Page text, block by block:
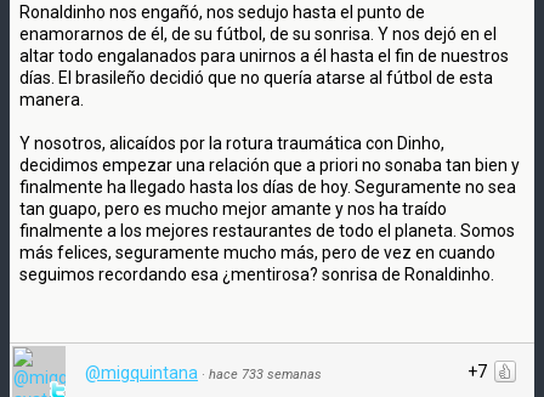
Ronaldinho nos engañó, nos sedujo hasta el punto de
enamorarnos de él, de su fútbol, de su sonrisa. Y nos dejó en el
altar todo engalanados para unirnos a él hasta el fin de nuestros
días. El brasileño decidió que no quería atarse al fútbol de esta
manera.
Y nosotros, alicaídos por la rotura traumática con Dinho,
decidimos empezar una relación que a priori no sonaba tan bien y
finalmente ha llegado hasta los días de hoy. Seguramente no sea
tan guapo, pero es mucho mejor amante y nos ha traído
finalmente a los mejores restaurantes de todo el planeta. Somos
más felices, seguramente mucho más, pero de vez en cuando
seguimos recordando esa ¿mentirosa? sonrisa de Ronaldinho.
+7
@migquintana · hace 733 semanas